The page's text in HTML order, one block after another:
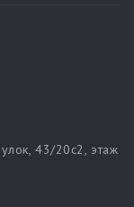
43/20c2, этаж